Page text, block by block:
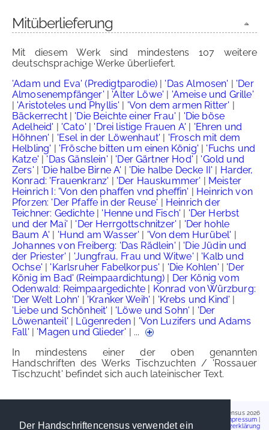
Der Handschriftencensus verwendet ein
Mitüberlieferung
Mit diesem Werk sind mindestens 107 weitere
deutschsprachige Werke überliefert.
'Adam und Eva' (Predigtparodie)| 'Das Almosen' | 'Der
Almosenempfänger' | 'Alter Löwe' | 'Ameise und Grille'
| 'Aristoteles und Phyllis' | 'Von dem armen Ritter' |
Bäckerrecht| 'Die Beichte einer Frau' | 'Die böse
Adelheid' | 'Cato' | 'Drei listige Frauen A' | 'Ehren und
Höhnen' | 'Esel in der Löwenhaut' | 'Frosch mit dem
Helbling' | 'Frösche bitten um einen König' | 'Fuchs und
Katze' | 'Das Gänslein' | 'Der Gärtner Hod' | 'Gold und
Zers' | 'Die halbe Birne A' | 'Die halbe Decke II' | Harder,
Konrad: 'Frauenkranz' | 'Der Hauskummer' | Meister
Heinrich I: 'Von den phaffen vnd pheffin' | Heinrich von
Pforzen: 'Der Pfaffe in der Reuse' | Heinrich der
Teichner: Gedichte| 'Henne und Fisch' | 'Der Herbst
und der Mai' | 'Der Herrgottschnitzer' | 'Der hohle
Baum A' | 'Hund am Wasser' | 'Von dem Hurübel' |
Johannes von Freiberg: 'Das Rädlein' | 'Die Jüdin und
der Priester' | 'Jungfrau, Frau und Witwe' | 'Kalb und
Ochse' | 'Karlsruher Fabelkorpus' | 'Die Kohlen' | 'Der
König im Bad' (Reimpaardichtung) | Der König vom
Odenwald: Reimpaargedichte | Konrad von Würzburg:
'Der Welt Lohn' | 'Kranker Weih' | 'Krebs und Kind' |
'Liebe und Schönheit' | 'Löwe und Sohn' | 'Der
Löwenanteil' | Lügenreden | 'Von Luzifers und Adams
Fall' | 'Magen und Glieder' | ...
In mindestens einer der oben genannten
Handschriften des Werks Tischzuchten / 'Rossauer
Tischzucht' befindet sich auch lateinischer Text.
Handschriftencensus 2026
Impressum
Datenschutzerklärung